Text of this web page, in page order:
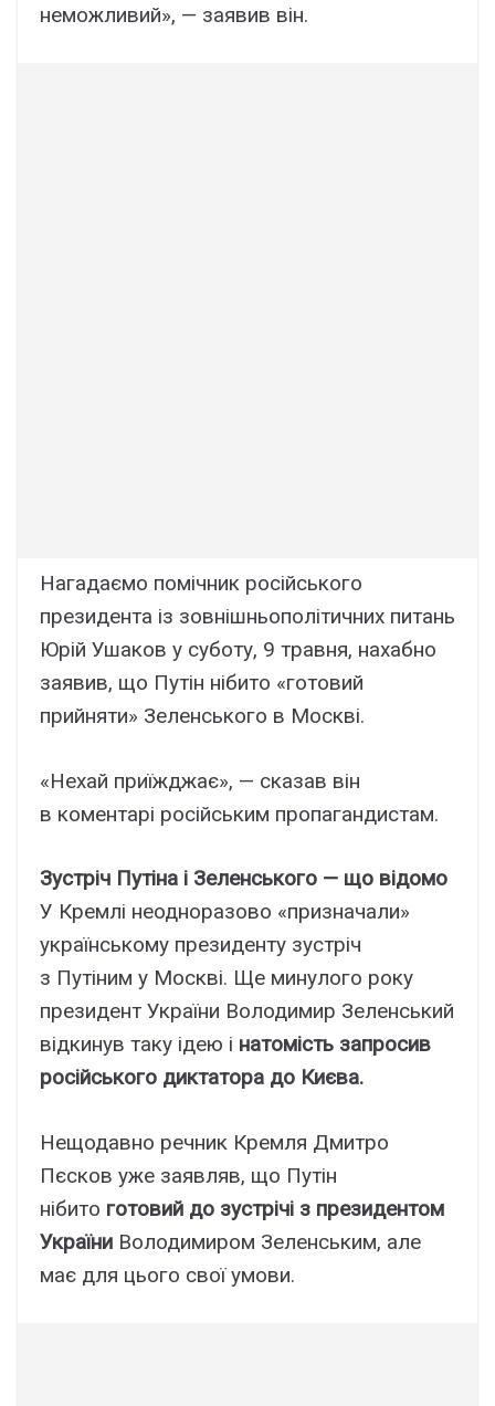
неможливий», — заявив він.
Нагадаємо помічник російського
президента із зовнішньополітичних питань
Юрій Ушаков у суботу, 9 травня, нахабно
заявив, що Путін нібито «готовий
прийняти» Зеленського в Москві.
«Нехай приїжджає», — сказав він
в коментарі російським пропагандистам.
Зустріч Путіна і Зеленського — що відомо
У Кремлі неодноразово «призначали»
українському президенту зустріч
з Путіним у Москві. Ще минулого року
президент України Володимир Зеленський
відкинув таку ідею і натомість запросив
російського диктатора до Києва.
Нещодавно речник Кремля Дмитро
Пєсков уже заявляв, що Путін
нібито готовий до зустрічі з президентом
України Володимиром Зеленським, але
має для цього свої умови.